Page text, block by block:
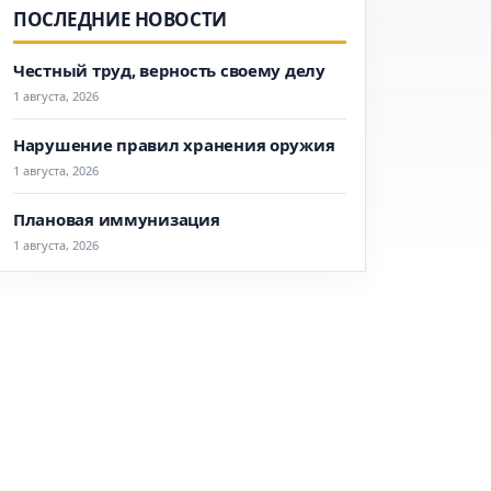
ПОСЛЕДНИЕ НОВОСТИ
Честный труд, верность своему делу
1 августа, 2026
Нарушение правил хранения оружия
1 августа, 2026
Плановая иммунизация
1 августа, 2026